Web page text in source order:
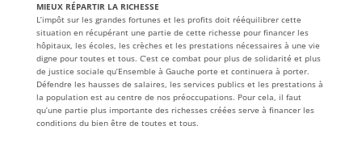
MIEUX RÉPARTIR LA RICHESSE
L’impôt sur les grandes fortunes et les profits doit rééquilibrer cette
situation en récupérant une partie de cette richesse pour financer les
hôpitaux, les écoles, les crèches et les prestations nécessaires à une vie
digne pour toutes et tous. C’est ce combat pour plus de solidarité et plus
de justice sociale qu’Ensemble à Gauche porte et continuera à porter.
Défendre les hausses de salaires, les services publics et les prestations à
la population est au centre de nos préoccupations. Pour cela, il faut
qu’une partie plus importante des richesses créées serve à financer les
conditions du bien être de toutes et tous.